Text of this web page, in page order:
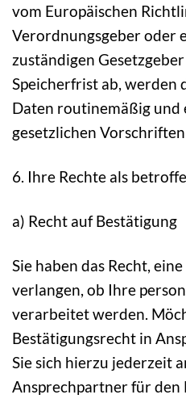
vom Europäischen
Verordnungsgeber oder
zuständigen
Speicherfrist ab, werden
Daten routinemäßig und
gesetzlichen
6. Ihre Rechte als
a) Recht auf Bestätigung
Sie haben das Recht,
verlangen, ob Ihre
verarbeitet werden.
Bestätigungsrecht in
Sie sich hierzu jederzeit
Ansprechpartner für den